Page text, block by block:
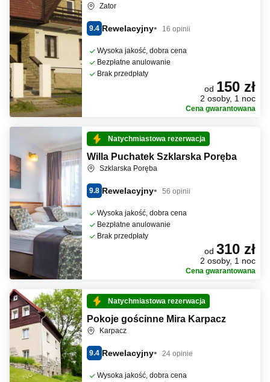
Zator
9.4 Rewelacyjny 16 opinii
Wysoka jakość, dobra cena
Bezpłatne anulowanie
Brak przedpłaty
od 150 zł
2 osoby, 1 noc
Cena gwarantowana
Natychmiastowa rezerwacja
Willa Puchatek Szklarska Poręba
Szklarska Poręba
9.8 Rewelacyjny 56 opinii
Wysoka jakość, dobra cena
Bezpłatne anulowanie
Brak przedpłaty
od 310 zł
2 osoby, 1 noc
Cena gwarantowana
Natychmiastowa rezerwacja
Pokoje gościnne Mira Karpacz
Karpacz
9.4 Rewelacyjny 24 opinie
Wysoka jakość, dobra cena